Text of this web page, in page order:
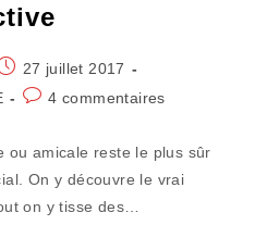
:
27 juillet 2017
Commentaires
4 commentaires
ou amicale reste le plus sûr
On y découvre le vrai
on y tisse des…